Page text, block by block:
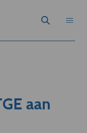
aan